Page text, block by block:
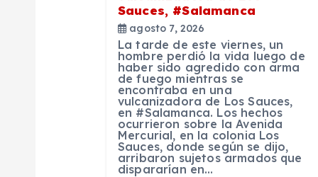
Sauces, #Salamanca
agosto 7, 2026
La tarde de este viernes, un
hombre perdió la vida luego de
haber sido agredido con arma
de fuego mientras se
encontraba en una
vulcanizadora de Los Sauces,
en #Salamanca. Los hechos
ocurrieron sobre la Avenida
Mercurial, en la colonia Los
Sauces, donde según se dijo,
arribaron sujetos armados que
dispararían en…